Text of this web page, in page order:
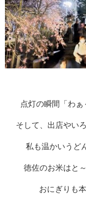
点灯の瞬間「わ
そして、出店やい
私も温かいうど
徳佐のお米はと
おにぎりも